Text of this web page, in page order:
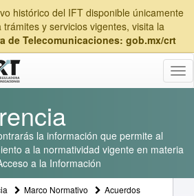
histórico del IFT disponible únicamente
y servicios vigentes, visita la
de Telecomunicaciones: gob.mx/crt
la información que permite al
a la normatividad vigente en materia
a la Información
Marco Normativo Acuerdos